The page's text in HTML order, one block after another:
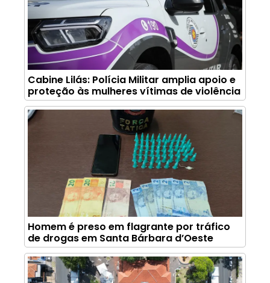
Cabine Lilás: Polícia Militar amplia apoio e
proteção às mulheres vítimas de violência
Homem é preso em flagrante por tráfico
de drogas em Santa Bárbara d’Oeste